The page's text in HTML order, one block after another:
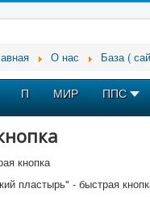
О нас База (
П МИР ППС
кнопка
пластырь" - быстрая